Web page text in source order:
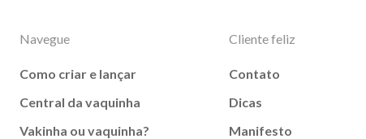
Navegue
Como criar e lançar
Central da vaquinha
Vakinha ou vaquinha?
Cliente feliz
Contato
Dicas
Manifesto